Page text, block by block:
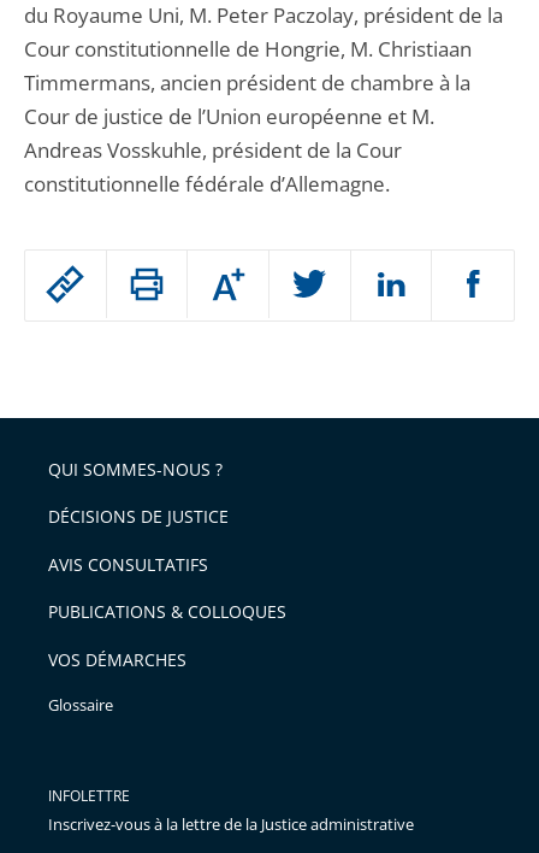
Passer
arriver
après
Augmenter
ou
l'article
pour
avant
du Royaume Uni, M. Peter Paczolay, président de la
Cour constitutionnelle de Hongrie, M. Christiaan
Timmermans, ancien président de chambre à la
Cour de justice de l’Union européenne et M.
Andreas Vosskuhle, président de la Cour
constitutionnelle fédérale d’Allemagne.
QUI SOMMES-NOUS ?
DÉCISIONS DE JUSTICE
AVIS CONSULTATIFS
PUBLICATIONS & COLLOQUES
VOS DÉMARCHES
Glossaire
INFOLETTRE
Inscrivez-vous à la lettre de la Justice administrative